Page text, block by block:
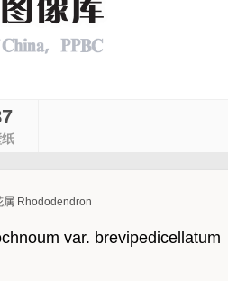
属 Rhododendron
var. brevipedicellatum